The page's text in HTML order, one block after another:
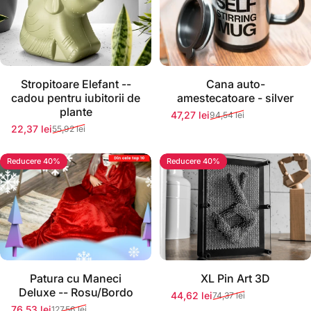
Stoc momentan epuizat
Stropitoare Elefant --
cadou pentru iubitorii de
plante
Preț redus
22,37 lei
Preț normal55,92 lei
Stoc momentan epuizat
Cana auto-
amestecatoare - silver
Preț redus
47,27 lei
Preț normal
94,54 lei
Reducere 40%
Patura cu Maneci
Deluxe -- Rosu/Bordo
Reducere 40%
Stoc momentan epuizat
XL Pin Art 3D
Preț redus
44,62 lei
Preț normal74,37 lei